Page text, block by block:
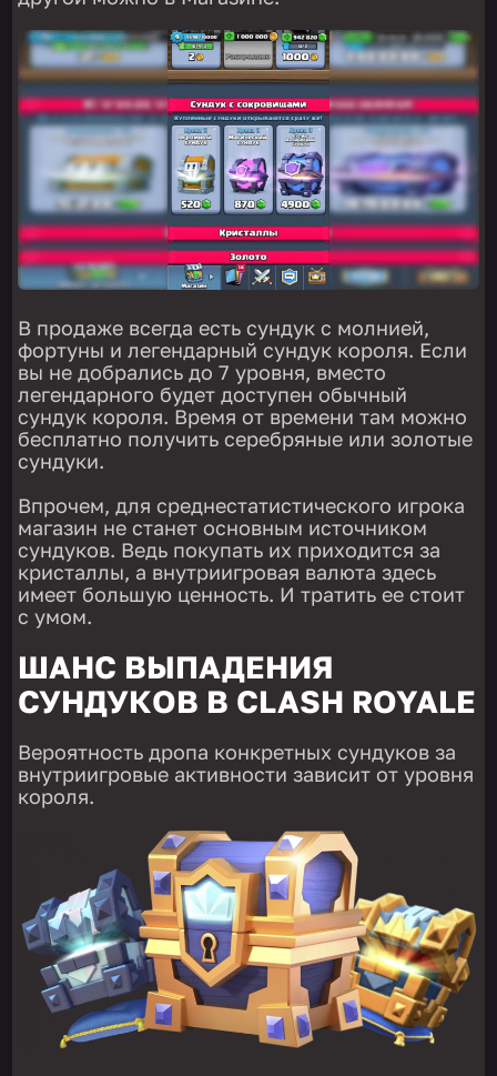
В продаже всегда есть сундук с молнией,
фортуны и легендарный сундук короля. Если
вы не добрались до 7 уровня, вместо
легендарного будет доступен обычный
сундук короля. Время от времени там можно
бесплатно получить серебряные или золотые
сундуки.
Впрочем, для среднестатистического игрока
магазин не станет основным источником
сундуков. Ведь покупать их приходится за
кристаллы, а внутриигровая валюта здесь
имеет большую ценность. И тратить ее стоит
с умом.
ШАНС ВЫПАДЕНИЯ
СУНДУКОВ В CLASH ROYALE
Вероятность дропа конкретных сундуков за
внутриигровые активности зависит от уровня
короля.